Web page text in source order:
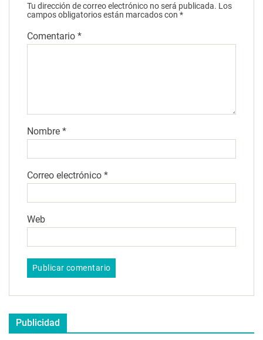
Tu dirección de correo electrónico no será publicada. Los
campos obligatorios están marcados con *
Comentario *
Nombre *
Correo electrónico *
Web
Publicidad